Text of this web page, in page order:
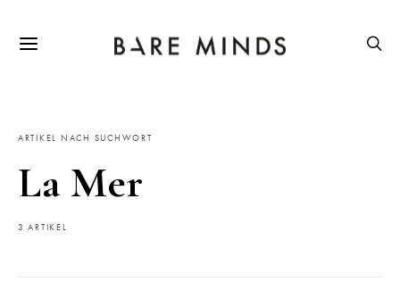
ARTIKEL NACH SUCHWORT
La Mer
3 ARTIKEL